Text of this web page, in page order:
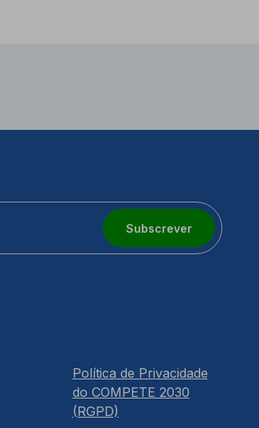
Subscrever
Política de Privacidade
do COMPETE 2030
(RGPD)